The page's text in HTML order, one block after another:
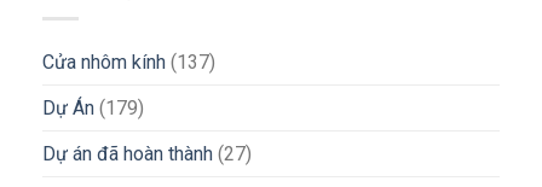
Cửa nhôm kính (137)
Dự Án (179)
Dự án đã hoàn thành (27)